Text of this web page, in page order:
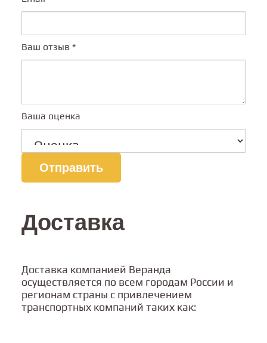
Ваша оценка
Ваш отзыв *
Доставка
Доставка компанией Веранда
осуществляется по всем городам России и
регионам страны с привлечением
транспортных компаний таких как: